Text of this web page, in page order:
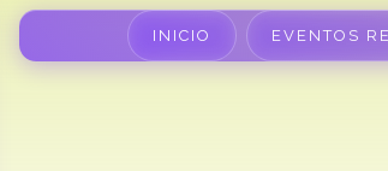
INICIO EVENTOS